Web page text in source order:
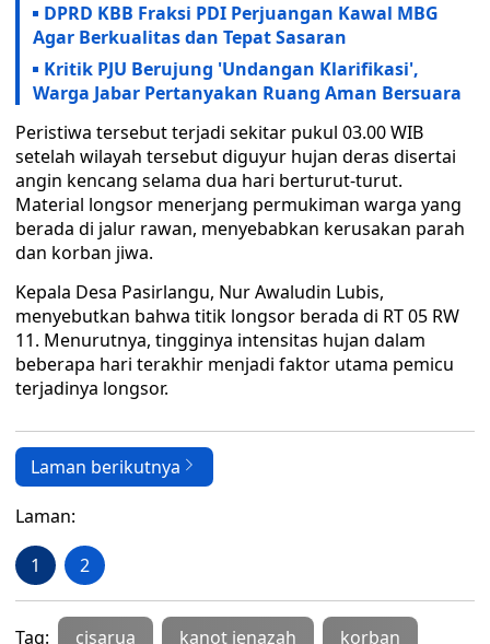
DPRD KBB Fraksi PDI Perjuangan Kawal MBG
Agar Berkualitas dan Tepat Sasaran
Kritik PJU Berujung 'Undangan Klarifikasi',
Warga Jabar Pertanyakan Ruang Aman Bersuara
Peristiwa tersebut terjadi sekitar pukul 03.00 WIB
setelah wilayah tersebut diguyur hujan deras disertai
angin kencang selama dua hari berturut-turut.
Material longsor menerjang permukiman warga yang
berada di jalur rawan, menyebabkan kerusakan parah
dan korban jiwa.
Kepala Desa Pasirlangu, Nur Awaludin Lubis,
menyebutkan bahwa titik longsor berada di RT 05 RW
11. Menurutnya, tingginya intensitas hujan dalam
beberapa hari terakhir menjadi faktor utama pemicu
terjadinya longsor.
Laman berikutnya
Laman:
1 2
Tag: cisarua kanot jenazah korban